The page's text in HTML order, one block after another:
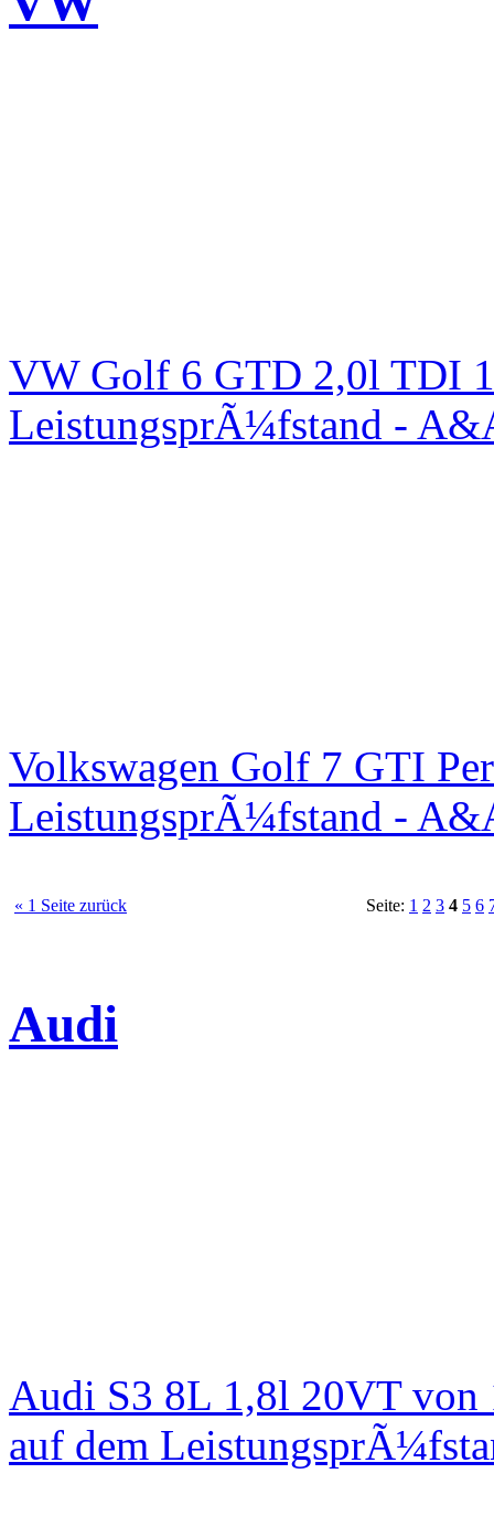
VW Golf 6 GTD 2,0l TDI
LeistungsprÃ¼fstand -
Volkswagen Golf 7 GTI
LeistungsprÃ¼fstand -
« 1 Seite zurück Seite: 1 2 3 4 5 6
Audi
Audi S3 8L 1,8l 20VT von
auf dem